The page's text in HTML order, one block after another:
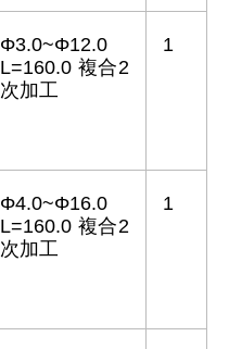
Φ3.0~Φ12.0
L=160.0 複合2
次加工
1
Φ4.0~Φ16.0
L=160.0 複合2
次加工
1